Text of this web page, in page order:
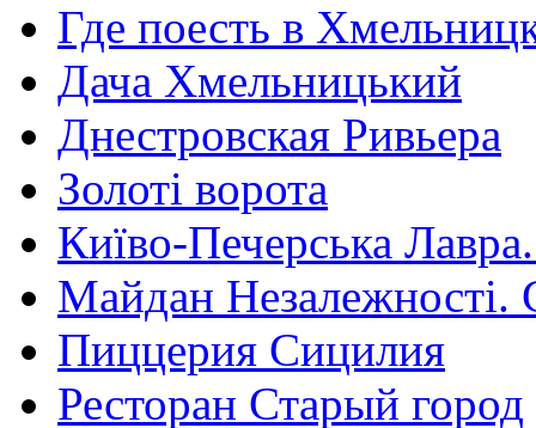
Где поесть в
Дача Хмельницький
Днестровская Ривьера
Золоті ворота
Київо-Печерська
Майдан Незалежності.
Пиццерия Сицилия
Ресторан Старый город